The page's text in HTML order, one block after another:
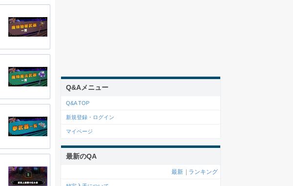
Q&Aメニュー
Q&A TOP
新規登録・ログイン
マイページ
最新のQA
最新 ランキング